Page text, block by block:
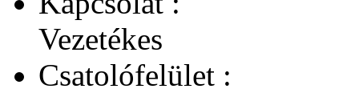
Vezetékes
Csatolófelület :